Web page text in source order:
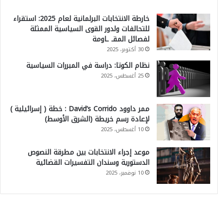
خارطة الانتخابات البرلمانية لعام 2025: استقراء
للتحالفات ولدور القوى السياسية الممثلة
لفصائل المقـ ـاومة
30 أكتوبر، 2025
نظام الكوتا: دراسة في المبررات السياسية
25 أغسطس، 2025
ممر داوود David’s Corrido : خطة ( إسرائيلية )
لإعادة رسم خريطة (الشرق الأوسط)
10 أغسطس، 2025
موعد إجراء الانتخابات بين مطرقة النصوص
الدستورية وسندان التفسيرات القضائية
10 نوفمبر، 2025